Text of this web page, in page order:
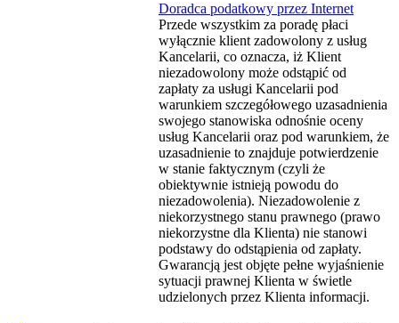
Doradca podatkowy przez Internet
Przede wszystkim za poradę płaci
wyłącznie klient zadowolony z usług
Kancelarii, co oznacza, iż Klient
niezadowolony może odstąpić od
zapłaty za usługi Kancelarii pod
warunkiem szczegółowego uzasadnienia
swojego stanowiska odnośnie oceny
usług Kancelarii oraz pod warunkiem, że
uzasadnienie to znajduje potwierdzenie
w stanie faktycznym (czyli że
obiektywnie istnieją powodu do
niezadowolenia). Niezadowolenie z
niekorzystnego stanu prawnego (prawo
niekorzystne dla Klienta) nie stanowi
podstawy do odstąpienia od zapłaty.
Gwarancją jest objęte pełne wyjaśnienie
sytuacji prawnej Klienta w świetle
udzielonych przez Klienta informacji.